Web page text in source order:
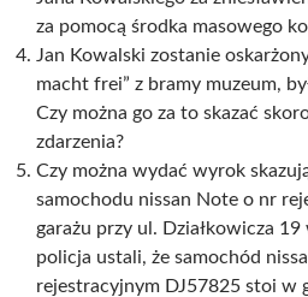
za pomocą środka masowego
Jan Kowalski zostanie
macht frei” z bramy muzeum,
Czy można go za to skazać
zdarzenia?
Czy można wydać wyrok
samochodu nissan Note o nr
garażu przy ul. Działkowicza
policja ustali, że samochód
rejestracyjnym DJ57825 stoi w